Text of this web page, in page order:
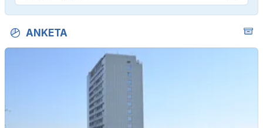
ANKETA